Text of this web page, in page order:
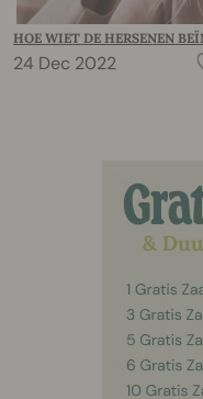
HOE WIET DE HERSENEN
24 Dec 2022